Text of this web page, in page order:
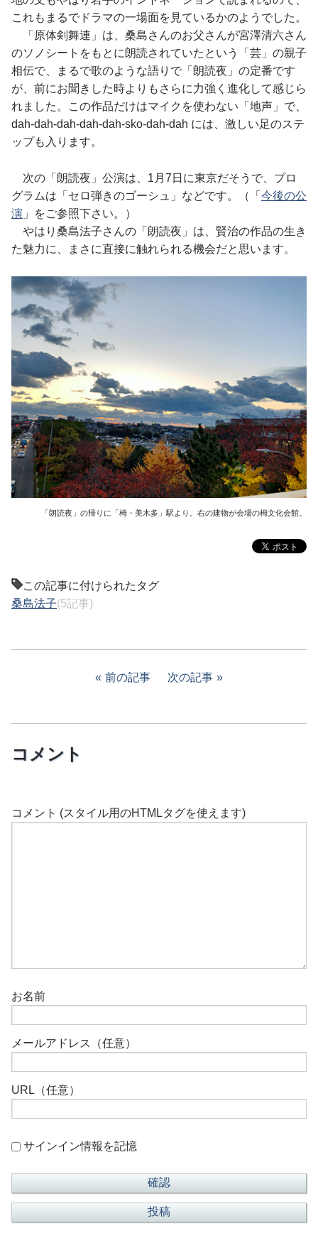
これもまるでドラマの一場面を見ているかのようでした。
「原体剣舞連」は、桑島さんのお父さんが宮澤清六さん
のソノシートをもとに朗読されていたという「芸」の親子
相伝で、まるで歌のような語りで「朗読夜」の定番です
が、前にお聞きした時よりもさらに力強く進化して感じら
れました。この作品だけはマイクを使わない「地声」で、
dah-dah-dah-dah-dah-sko-dah-dah には、激しい足のステ
ップも入ります。
次の「朗読夜」公演は、1月7日に東京だそうで、プロ
グラムは「セロ弾きのゴーシュ」などです。（「 今後の公
演 」をご参照下さい。）
やはり桑島法子さんの「朗読夜」は、賢治の作品の生き
た魅力に、まさに直接に触れられる機会だと思います。
「朗読夜」の帰りに「栂・美木多」駅より。右の建物が会場の栂文化会館。
この記事に付けられたタグ
桑島法子(5記事)
前の記事 次の記事
コメント
コメント (スタイル用のHTMLタグを使えます)
お名前
メールアドレス（任意）
URL（任意）
サインイン情報を記憶